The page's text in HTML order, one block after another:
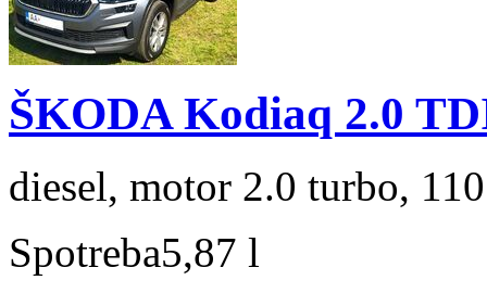
ŠKODA Kodiaq 2.0
diesel, motor 2.0 turbo,
Spotreba5,87 l